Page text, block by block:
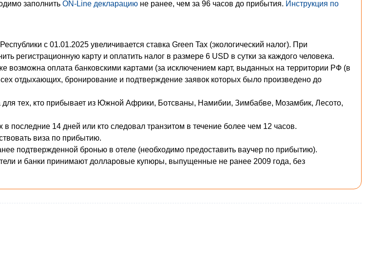
заполнить ON-Line декларацию не ранее, чем за 96 часов до прибытия. Инструкция по
с 01.01.2025 увеличивается ставка Green Tax (экологический налог). При
регистрационную карту и оплатить налог в размере 6 USD в сутки за каждого человека.
оплата банковскими картами (за исключением карт, выданных на территории РФ (в
отдыхающих, бронирование и подтверждение заявок которых было произведено до
тех, кто прибывает из Южной Африки, Ботсваны, Намибии, Зимбабве, Мозамбик, Лесото,
в последние 14 дней или кто следовал транзитом в течение более чем 12 часов.
виза по прибытию.
подтвержденной бронью в отеле (необходимо предоставить ваучер по прибытию).
и банки принимают долларовые купюры, выпущенные не ранее 2009 года, без